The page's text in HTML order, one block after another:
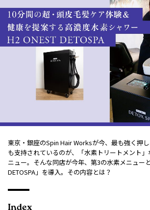
東京・銀座のSpin Hair Worksが今、最も強く押
も支持されているのが、「水素トリートメント
ニュー。そんな同店が今年、第3の水素メニュー
DETOSPA」を導入。その内容とは？